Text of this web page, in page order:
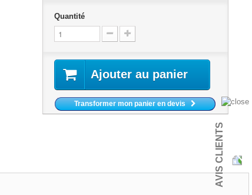
Quantité
Ajouter au panier
Transformer mon panier en devis
AVIS CLIENTS